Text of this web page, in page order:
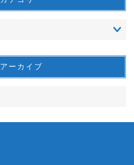
アーカイブ